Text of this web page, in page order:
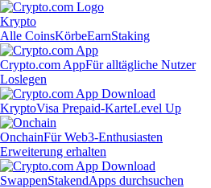
Krypto
Alle CoinsKörbeEarnStaking
Crypto.com AppFür alltägliche Nutzer
Loslegen
KryptoVisa Prepaid-KarteLevel Up
OnchainFür Web3-Enthusiasten
Erweiterung erhalten
SwappenStakendApps durchsuchen